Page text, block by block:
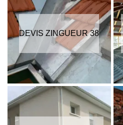
DEVIS ZINGUEUR 38